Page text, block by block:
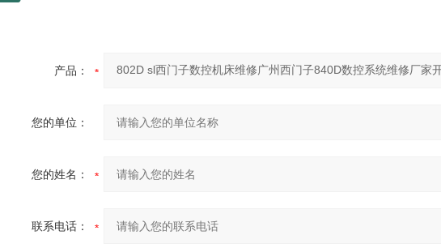
产品：
您的单位：
您的姓名：
联系电话：